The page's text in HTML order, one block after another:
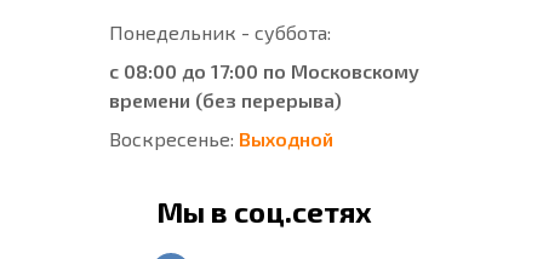
Понедельник - суббота:
с 08:00 до 17:00 по Московскому
времени (без перерыва)
Воскресенье: Выходной
Мы в соц.сетях